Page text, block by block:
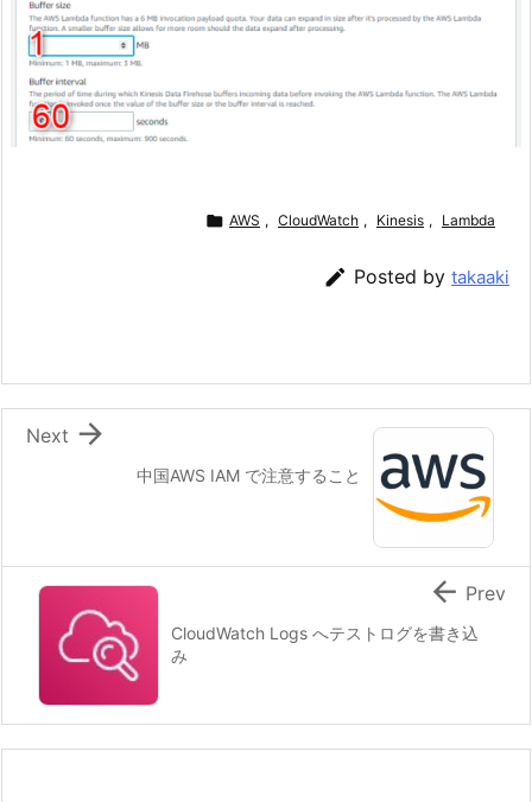
 AWS , CloudWatch , Kinesis , Lambda
 Posted by takaaki
中国AWS IAM で注意すること

Next
CloudWatch Logs へテストログを書き込
み
 Prev